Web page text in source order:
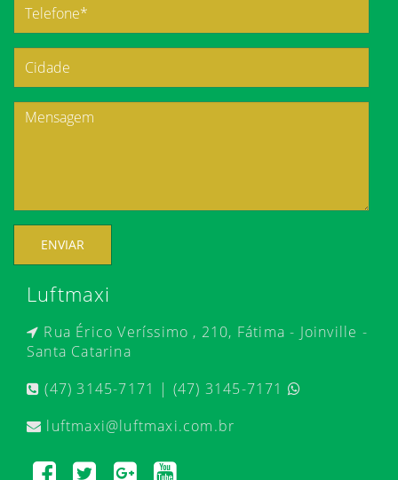
ENVIAR
Luftmaxi
Rua Érico Veríssimo , 210, Fátima - Joinville -
Santa Catarina
(47) 3145-7171 | (47) 3145-7171
luftmaxi@luftmaxi.com.br